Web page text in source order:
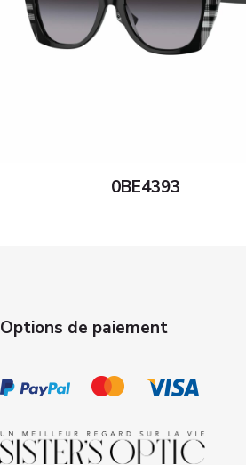
0BE4393
Options de paiement